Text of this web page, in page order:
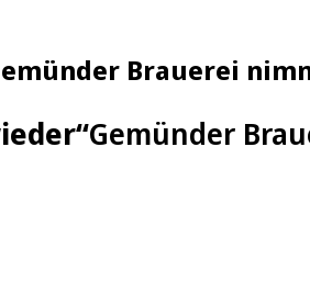
Brauerei
Gemünder